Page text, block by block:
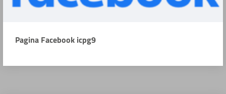
Pagina Facebook icpg9